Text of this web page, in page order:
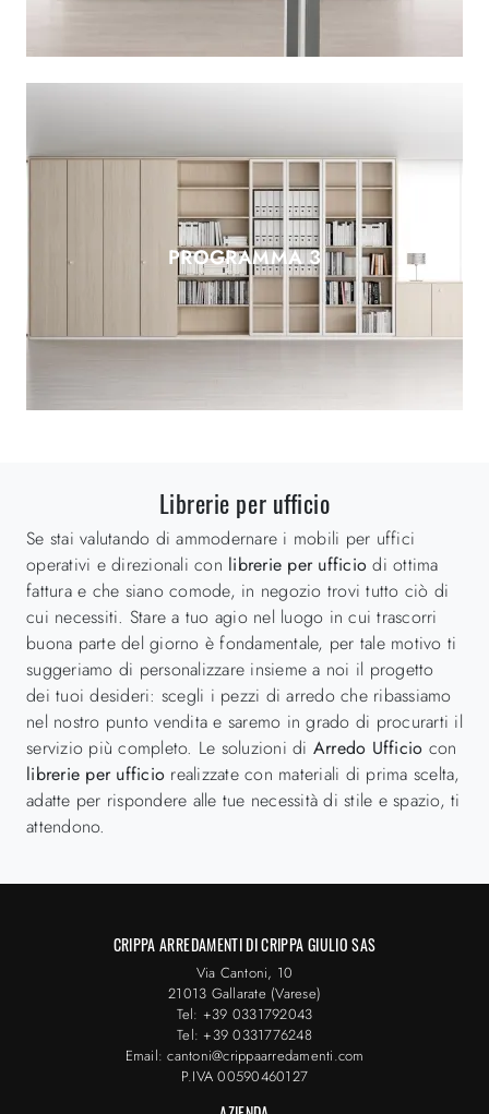
PROGRAMMA 3
Librerie per ufficio
Se stai valutando di ammodernare i mobili per uffici
operativi e direzionali con librerie per ufficio di ottima
fattura e che siano comode, in negozio trovi tutto ciò di
cui necessiti. Stare a tuo agio nel luogo in cui trascorri
buona parte del giorno è fondamentale, per tale motivo ti
suggeriamo di personalizzare insieme a noi il progetto
dei tuoi desideri: scegli i pezzi di arredo che ribassiamo
nel nostro punto vendita e saremo in grado di procurarti il
servizio più completo. Le soluzioni di Arredo Ufficio con
librerie per ufficio realizzate con materiali di prima scelta,
adatte per rispondere alle tue necessità di stile e spazio, ti
attendono.
CRIPPA ARREDAMENTI DI CRIPPA GIULIO SAS
Via Cantoni, 10
21013 Gallarate (Varese)
Tel: +39 0331792043
Tel: +39 0331776248
Email: cantoni@crippaarredamenti.com
P.IVA 00590460127